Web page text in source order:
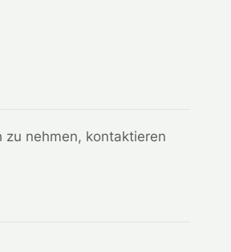
zu nehmen, kontaktieren